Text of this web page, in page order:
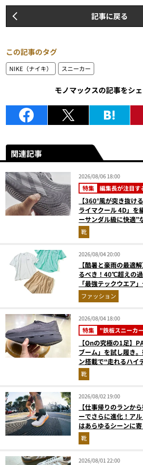
記事に戻る
この記事のタグ
NIKE（ナイキ） スニーカー
モノマックスの記事をシ
関連記事
2026/08/06 18:00
特集 編集長が注目す
【360°風が突き抜け
ライマクール 4D」を
ーサンダル級に快適”
『コレ買いです』
靴
2026/08/04 20:00
【酷暑と豪雨の最適
るべき！40℃超えの
「最強テックウエア
ファッション
2026/08/04 18:00
特集 "鉄板スニーカ
【Onの究極の1足】
ブーム」を試し履き
ン搭載で“走れるハイ
靴
2026/08/02 19:00
【仕事帰りのランか
ーでさらに進化！ア
はあらゆるシーンに
靴
2026/08/01 22:00